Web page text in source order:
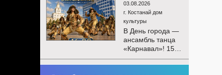
вокалистов! Вас
ждут яркие
выступления
лучших
исполнителей,
незабываемые
эмоции и особая
праздничная
«Алтын дән»! 15
августа на
площади
областного
акимата
состоится
фестиваль
03.08.2026
г. Костанай дом
культуры
В День города —
ансамбль танца
«Карнавал»! 15
августа на
площади